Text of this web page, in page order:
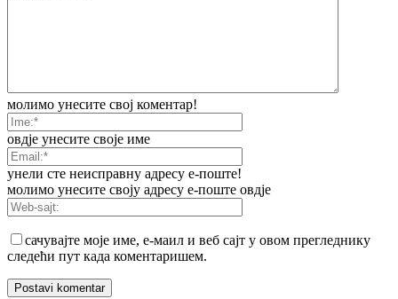
молимо унесите свој коментар!
овдје унесите своје име
унели сте неисправну адресу е-поште!
молимо унесите своју адресу е-поште овдје
сачувајте моје име, е-маил и веб сајт у овом прегледнику
следећи пут када коментаришем.